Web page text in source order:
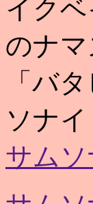
イク
のナ
「バ
ソナ
サム